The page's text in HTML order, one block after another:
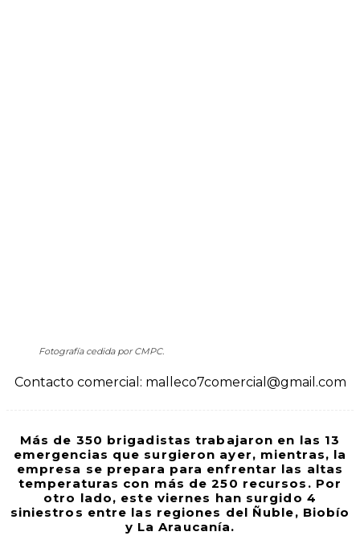
Fotografía cedida por CMPC.
Contacto comercial: malleco7comercial@gmail.com
Más de 350 brigadistas trabajaron en las 13
emergencias que surgieron ayer, mientras, la
empresa se prepara para enfrentar las altas
temperaturas con más de 250 recursos. Por
otro lado, este viernes han surgido 4
siniestros entre las regiones del Ñuble, Biobío
y La Araucanía.